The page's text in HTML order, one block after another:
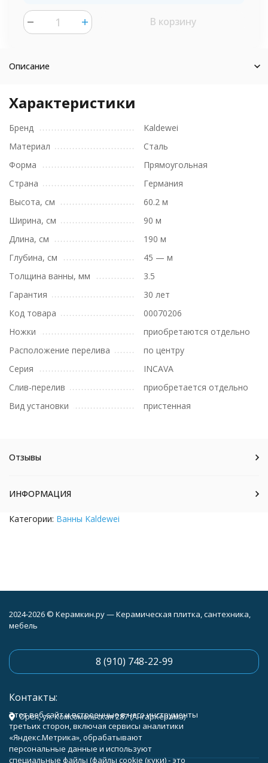
В корзину
Описание
Характеристики
Бренд
Kaldewei
Материал
Сталь
Форма
Прямоугольная
Страна
Германия
Высота, см
60.2 м
Ширина, см
90 м
Длина, см
190 м
Глубина, см
45 — м
Толщина ванны, мм
3.5
Гарантия
30 лет
Код товара
00070206
Ножки
приобретаются отдельно
Расположение перелива
по центру
Серия
INCAVA
Слив-перелив
приобретается отдельно
Вид установки
пристенная
Отзывы
ИНФОРМАЦИЯ
Категории: Ванны Kaldewei
2024-2026 © Керамкин.ру — Керамическая плитка, сантехника,
мебель
8 (910) 748-22-99
Контакты:
Орёл, ул. Комсомольская 287 (АнгарКерама)
Этот веб-сайт и встроенные в него инструменты
третьих сторон, включая сервисы аналитики
«Яндекс.Метрика», обрабатывают
персональные данные и используют
специальные файлы (файлы cookie (куки) - это